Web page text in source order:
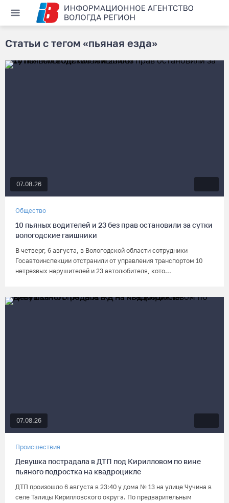
Статьи с тегом «пьяная езда»
07.08.26
Общество
10 пьяных водителей и 23 без прав остановили за сутки
вологодские гаишники
В четверг, 6 августа, в Вологодской области сотрудники
Госавтоинспекции отстранили от управления транспортом 10
нетрезвых нарушителей и 23 автолюбителя, кото...
07.08.26
Происшествия
Девушка пострадала в ДТП под Кирилловом по вине
пьяного подростка на квадроцикле
ДТП произошло 6 августа в 23:40 у дома № 13 на улице Чучина в
селе Талицы Кирилловского округа. По предварительным